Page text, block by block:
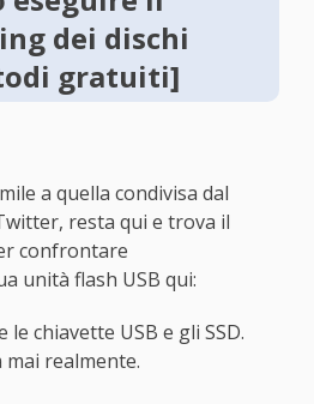
dei dischi
gratuiti]
a quella condivisa dal
resta qui e trova il
confrontare
unità flash USB qui:
chiavette USB e gli SSD.
realmente.